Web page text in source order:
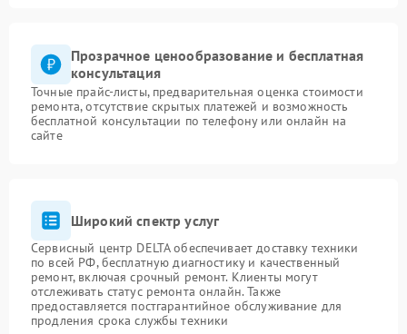
Прозрачное ценообразование и бесплатная
консультация
Точные прайс-листы, предварительная оценка стоимости
ремонта, отсутствие скрытых платежей и возможность
бесплатной консультации по телефону или онлайн на
сайте
Широкий спектр услуг
Сервисный центр DELTA обеспечивает доставку техники
по всей РФ, бесплатную диагностику и качественный
ремонт, включая срочный ремонт. Клиенты могут
отслеживать статус ремонта онлайн. Также
предоставляется постгарантийное обслуживание для
продления срока службы техники